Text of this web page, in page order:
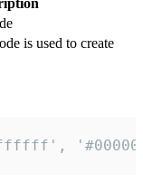
is used to create